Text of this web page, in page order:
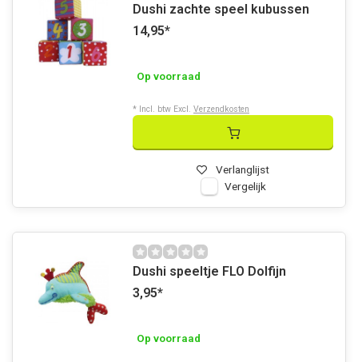
Dushi zachte speel kubussen
14,95*
Op voorraad
Verlanglijst
Vergelijk
* Incl. btw Excl. Verzendkosten
Dushi speeltje FLO Dolfijn
3,95*
Op voorraad